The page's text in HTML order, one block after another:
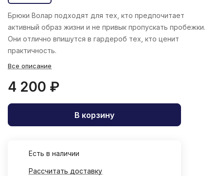
Брюки Волар подходят для тех, кто предпочитает
активный образ жизни и не привык пропускать пробежки.
Они отлично впишутся в гардероб тех, кто ценит
практичность.
Все описание
4 200 ₽
В корзину
Есть в наличии
Рассчитать доставку